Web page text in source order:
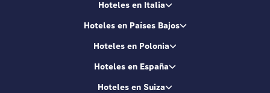
Hoteles en Italia
Hoteles en Países Bajos
Hoteles en Polonia
Hoteles en España
Hoteles en Suiza